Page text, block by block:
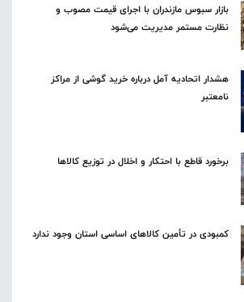
بازار سبوس مازندران با اجرای قیمت مصوب و
نظارت مستمر مدیریت می‌شود
هشدار اتحادیه آمل درباره خرید گوشی از مراکز
نامعتبر
برخورد قاطع با احتکار و اخلال در توزیع کالاها
کمبودی در تأمین کالاهای اساسی استان وجود ندارد